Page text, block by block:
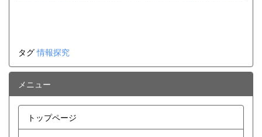
タグ情報探究
メニュー
トップページ